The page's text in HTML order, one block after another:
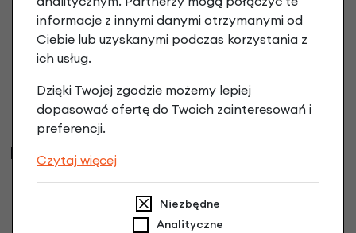
Tylny fotelik rowerowy Yepp Maxi EasyFit na
bagażnik
545,92 zł
Najczęściej kupowane
informacje z innymi danymi otrzymanymi od
Ciebie lub uzyskanymi podczas korzystania z
ich usług.
Dzięki Twojej zgodzie możemy lepiej
dopasować ofertę do Twoich zainteresowań i
preferencji.
Czytaj więcej
Niezbędne
Analityczne